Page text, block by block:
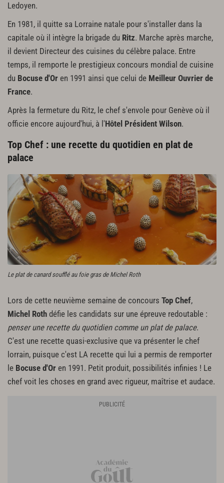
Ledoyen.
En 1981, il quitte sa Lorraine natale pour s'installer dans la
capitale où il intègre la brigade du Ritz. Marche après marche,
il devient Directeur des cuisines du célèbre palace. Entre
temps, il remporte le prestigieux concours mondial de cuisine
du Bocuse d'Or en 1991 ainsi que celui de Meilleur Ouvrier de
France.
Après la fermeture du Ritz, le chef s'envole pour Genève où il
officie encore aujourd'hui, à l'Hôtel Président Wilson.
Top Chef : une recette du quotidien en plat de
palace
Le plat de canard soufflé au foie gras de Michel Roth
Lors de cette neuvième semaine de concours Top Chef,
Michel Roth défie les candidats sur une épreuve redoutable :
penser une recette du quotidien comme un plat de palace.
C'est une recette quasi-exclusive que va présenter le chef
lorrain, puisque c'est LA recette qui lui a permis de remporter
le Bocuse d'Or en 1991. Petit produit, possibilités infinies ! Le
chef voit les choses en grand avec rigueur, maîtrise et audace.